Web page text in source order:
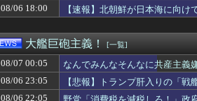
08/06 18:00
【速報】北朝鮮が日本海に向け
大艦巨砲主義！ [一覧]
08/07 00:05
なんでみんなそんなに共産主義
08/06 23:05
【悲報】トランプ肝入りの「
08/06 22:05